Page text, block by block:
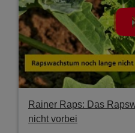
Rainer Raps: Das
nicht vorbei